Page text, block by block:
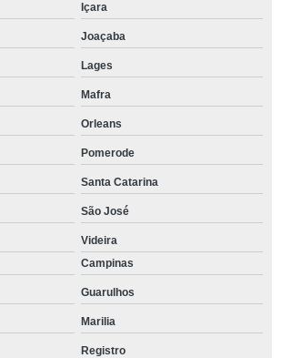
Içara
Joaçaba
Lages
Mafra
Orleans
Pomerode
Santa Catarina
São José
Videira
Campinas
Guarulhos
Marilia
Registro